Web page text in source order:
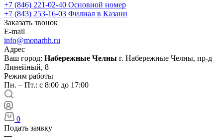
+7 (846) 221-02-40 Основной номер
+7 (843) 253-16-03 Филиал в Казани
Заказать звонок
E-mail
info@monarhh.ru
Адрес
Ваш город: Набережные Челны г. Набережные Челны, пр-д
Линейный, 8
Режим работы
Пн. – Пт.: с 8:00 до 17:00
0
Подать заявку